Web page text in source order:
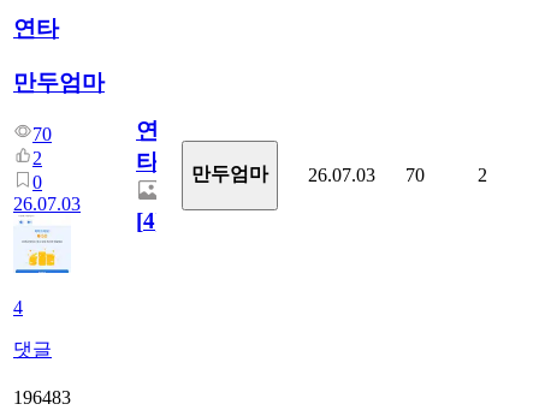
연타
만두엄마
70
2
0
26.07.03
4
댓글
연
타
[4]
만두엄마 26.07.03 70 2
196483